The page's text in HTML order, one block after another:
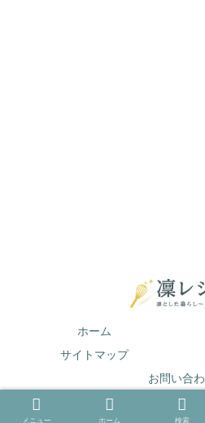
ホーム
サイトマップ
お問い合
© 2019 凛とした暮ら
メニュー ホーム 検索